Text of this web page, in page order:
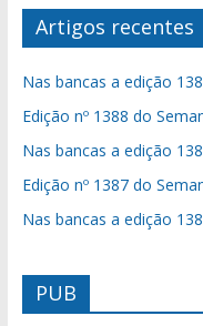
Artigos recentes
Nas bancas a edição
Edição nº 1388 do
Nas bancas a edição
Edição nº 1387 do
Nas bancas a edição
PUB